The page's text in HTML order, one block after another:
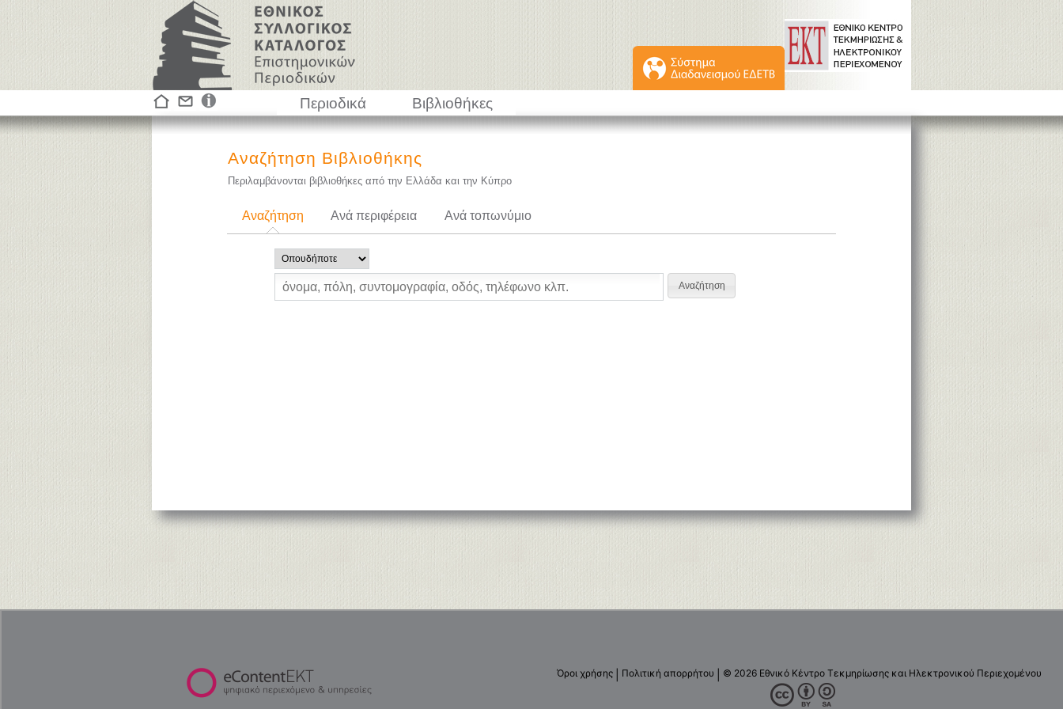
Περιοδικά Βιβλιοθήκες
Αναζήτηση Βιβλιοθήκης
Περιλαμβάνονται βιβλιοθήκες από την Ελλάδα και την Κύπρο
Αναζήτηση Ανά περιφέρεια Ανά τοπωνύμιο